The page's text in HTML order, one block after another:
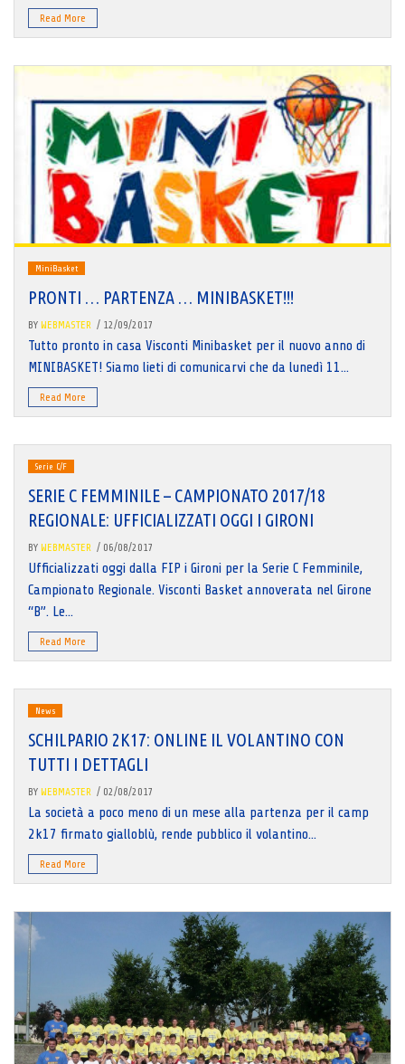
Read More
MiniBasket
PRONTI … PARTENZA … MINIBASKET!!!
BY WEBMASTER / 12/09/2017
Tutto pronto in casa Visconti Minibasket per il nuovo anno di
MINIBASKET! Siamo lieti di comunicarvi che da lunedì 11...
Read More
Serie C/F
SERIE C FEMMINILE – CAMPIONATO 2017/18
REGIONALE: UFFICIALIZZATI OGGI I GIRONI
BY WEBMASTER / 06/08/2017
Ufficializzati oggi dalla FIP i Gironi per la Serie C Femminile,
Campionato Regionale. Visconti Basket annoverata nel Girone
“B”. Le...
Read More
News
SCHILPARIO 2K17: ONLINE IL VOLANTINO CON
TUTTI I DETTAGLI
BY WEBMASTER / 02/08/2017
La società a poco meno di un mese alla partenza per il camp
2k17 firmato gialloblù, rende pubblico il volantino...
Read More